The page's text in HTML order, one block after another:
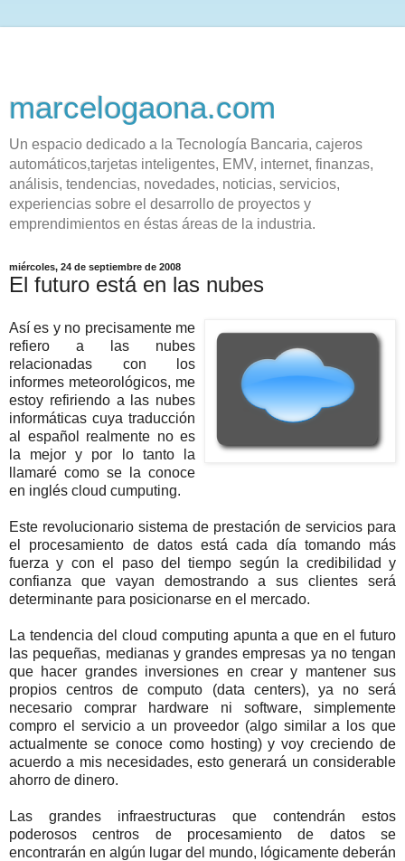
marcelogaona.com
Un espacio dedicado a la Tecnología Bancaria, cajeros
automáticos,tarjetas inteligentes, EMV, internet, finanzas,
análisis, tendencias, novedades, noticias, servicios,
experiencias sobre el desarrollo de proyectos y
emprendimientos en éstas áreas de la industria.
miércoles, 24 de septiembre de 2008
El futuro está en las nubes
Así es y no precisamente me
refiero a las nubes
relacionadas con los
informes meteorológicos, me
estoy refiriendo a las nubes
informáticas cuya traducción
al español realmente no es
la mejor y por lo tanto la
llamaré como se la conoce
en inglés cloud cumputing.
Este revolucionario sistema de prestación de servicios para
el procesamiento de datos está cada día tomando más
fuerza y con el paso del tiempo según la credibilidad y
confianza que vayan demostrando a sus clientes será
determinante para posicionarse en el mercado.
La tendencia del cloud computing apunta a que en el futuro
las pequeñas, medianas y grandes empresas ya no tengan
que hacer grandes inversiones en crear y mantener sus
propios centros de computo (data centers), ya no será
necesario comprar hardware ni software, simplemente
compro el servicio a un proveedor (algo similar a los que
actualmente se conoce como hosting) y voy creciendo de
acuerdo a mis necesidades, esto generará un considerable
ahorro de dinero.
Las grandes infraestructuras que contendrán estos
poderosos centros de procesamiento de datos se
encontrarán en algún lugar del mundo, lógicamente deberán